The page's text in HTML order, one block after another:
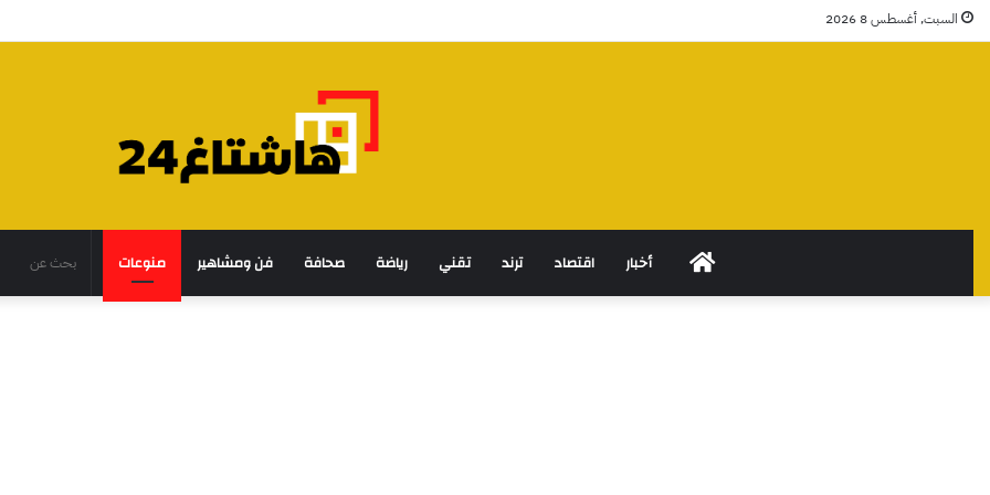
السبت, أغسطس 8 2026
الرئيسيةأخبار اقتصاد ترند تقني رياضة صحافة فن ومشاهير منوعات